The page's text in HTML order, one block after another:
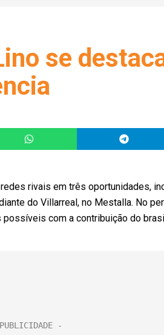
se
rivais em três oportunidades,
do Villarreal, no Mestalla. No
com a contribuição do